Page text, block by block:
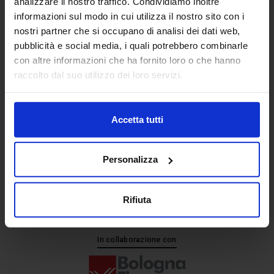
informazioni sul modo in cui utilizza il nostro sito con i
nostri partner che si occupano di analisi dei dati web,
pubblicità e social media, i quali potrebbero combinarle
con altre informazioni che ha fornito loro o che hanno
raccolto dal suo utilizzo dei loro servizi.
Accetta tutti
Personalizza
Rifiuta
Senaf srl
+ 39 051.325511
+ 39 02.332039460
In collaborazione con